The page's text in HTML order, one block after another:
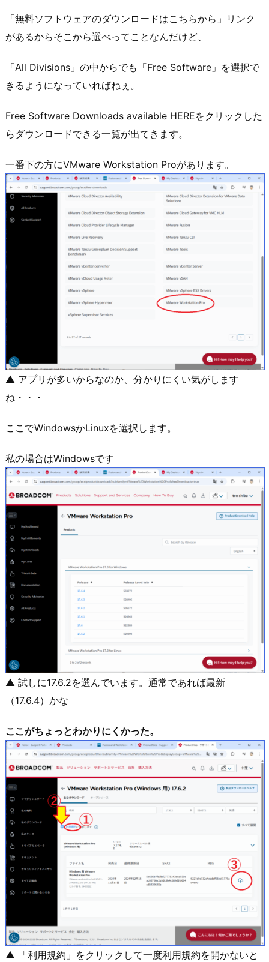
「無料ソフトウェアのダウンロードはこちらから」リンク
があるからそこから選べってことなんだけど、
「All Divisions」の中からでも「Free Software」を選択で
きるようになっていればねぇ。
Free Software Downloads available HEREをクリックした
らダウンロードできる一覧が出てきます。
一番下の方にVMware Workstation Proがあります。
▲ アプリが多いからなのか、分かりにくい気がします
ね・・・
ここでWindowsかLinuxを選択します。
私の場合はWindowsです
▲ 試しに17.6.2を選んでいます。通常であれば最新
（17.6.4）かな
ここがちょっとわかりにくかった。
▲ 「利用規約」をクリックして一度利用規約を開かないと